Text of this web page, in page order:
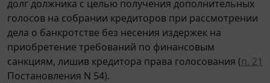
долг должника с целью получения дополнительных
голосов на собрании кредиторов при рассмотрении
дела о банкротстве без несения издержек на
приобретение требований по финансовым
санкциям, лишив кредитора права голосования (п. 21
Постановления N 54).